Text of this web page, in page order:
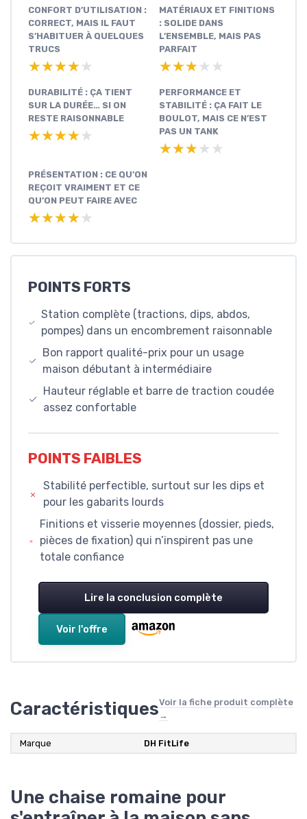
CONFORT D’UTILISATION :
CORRECT, MAIS IL FAUT
S’HABITUER À QUELQUES
TRUCS
★★★★★
★★★★★
MATÉRIAUX ET FINITIONS
: SOLIDE DANS
L’ENSEMBLE, MAIS PAS
PARFAIT
★★★★★
★★★★★
DURABILITÉ : ÇA TIENT
SUR LA DURÉE… SI ON
RESTE RAISONNABLE
★★★★★
★★★★★
PERFORMANCE ET
STABILITÉ : ÇA FAIT LE
BOULOT, MAIS CE N’EST
PAS UN TANK
★★★★★
★★★★★
PRÉSENTATION : CE QU’ON
REÇOIT VRAIMENT ET CE
QU’ON PEUT FAIRE AVEC
★★★★★
★★★★★
POINTS FORTS
Station complète (tractions, dips, abdos,
pompes) dans un encombrement raisonnable
Bon rapport qualité-prix pour un usage
maison débutant à intermédiaire
Hauteur réglable et barre de traction coudée
assez confortable
POINTS FAIBLES
Stabilité perfectible, surtout sur les dips et
pour les gabarits lourds
Finitions et visserie moyennes (dossier, pieds,
pièces de fixation) qui n’inspirent pas une
totale confiance
Lire la conclusion complète
Voir l'offre
CaractéristiquesVoir la fiche produit complète
→
Marque ‎DH FitLife
Une chaise romaine pour